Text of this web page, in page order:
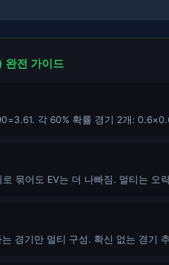
완전 가이드
각 60% 확률 경기 2개:
묶어도 EV는 더 나빠짐. 멀티는 오
경기만 멀티 구성. 확신 없는 경기